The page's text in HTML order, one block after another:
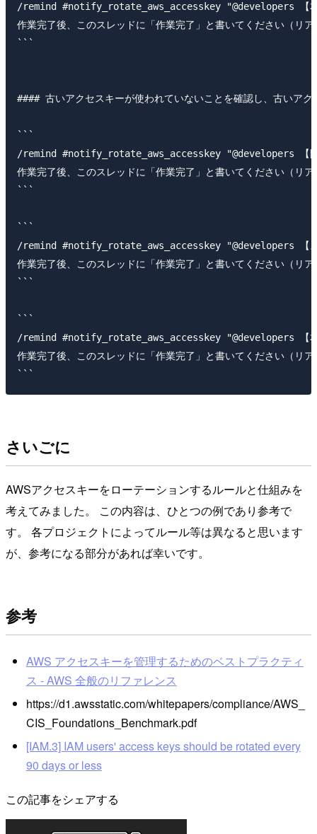
/remind #notify_rotate_aws_accesskey "@developers 【本番
作業完了後、このスレッドに「作業完了」と書いてください
```
#### 古いアクセスキーが使われていないことを確認し、古いアク
```
/remind #notify_rotate_aws_accesskey "@developers 【開発
作業完了後、このスレッドに「作業完了」と書いてください
```
```
/remind #notify_rotate_aws_accesskey "@developers 【ステ
作業完了後、このスレッドに「作業完了」と書いてください
```
```
/remind #notify_rotate_aws_accesskey "@developers 【本番
作業完了後、このスレッドに「作業完了」と書いてください
さいごに
AWSアクセスキーをローテーションするルールと仕組みを
考えてみました。 この内容は、ひとつの例であり参考で
す。 各プロジェクトによってルール等は異なると思います
が、参考になる部分があれば幸いです。
参考
AWS アクセスキーを管理するためのベストプラクティ
ス - AWS 全般のリファレンス
https://d1.awsstatic.com/whitepapers/compliance/AWS_
CIS_Foundations_Benchmark.pdf
[IAM.3] IAM users' access keys should be rotated every
90 days or less
この記事をシェアする